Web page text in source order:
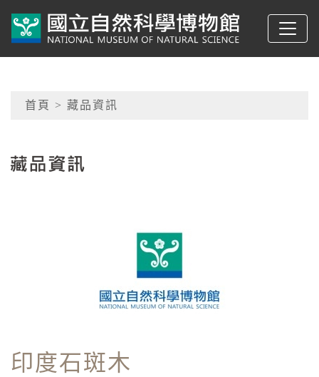
典藏網-國立自然科學
網頁導覽
首頁 > 藏品資訊
印度石斑木